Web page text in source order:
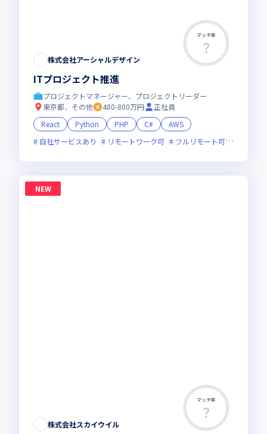
マッチ率
株式会社アーシャルデザイン
ITプロジェクト推進
プロジェクトマネージャー、プロジェクトリーダー
東京都、その他
480-800万円
正社員
React
Python PHP C#
AWS
自社サービスあり
リモートワーク可 フルリモート可
NEW
マッチ率
株式会社スカイウイル